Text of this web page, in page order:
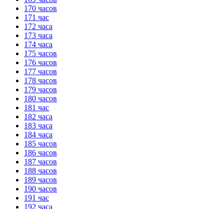
170 часов
171 час
172 часа
173 часа
174 часа
175 часов
176 часов
177 часов
178 часов
179 часов
180 часов
181 час
182 часа
183 часа
184 часа
185 часов
186 часов
187 часов
188 часов
189 часов
190 часов
191 час
192 часа